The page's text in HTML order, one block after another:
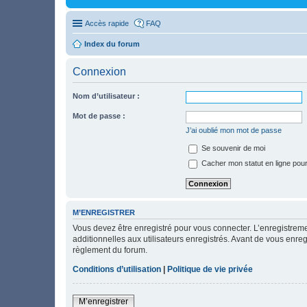
Accès rapide FAQ
Index du forum
Connexion
Nom d’utilisateur :
Mot de passe :
J’ai oublié mon mot de passe
Se souvenir de moi
Cacher mon statut en ligne
M’ENREGISTRER
Vous devez être enregistré pour vous connecter.
additionnelles aux utilisateurs enregistrés. Avant de vous
règlement du forum.
Conditions d’utilisation
Politique de vie privée
M’enregistrer